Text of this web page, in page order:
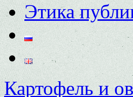
Этика
Картофель и